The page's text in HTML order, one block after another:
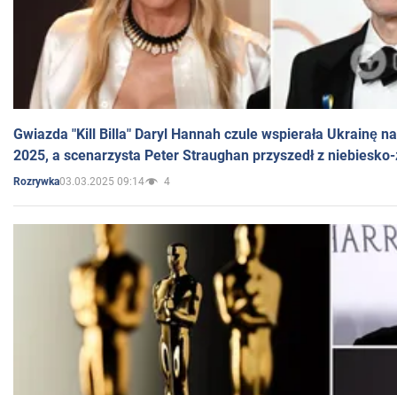
Gwiazda "Kill Billa" Daryl Hannah czule wspierała Ukrainę
2025, a scenarzysta Peter Straughan przyszedł z
Rozrywka03.03.2025 09:14 4